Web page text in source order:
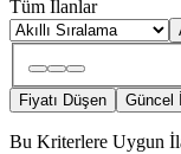
Tüm İlanlar
Fiyatı Düşen Güncel
Bu Kriterlere Uygun